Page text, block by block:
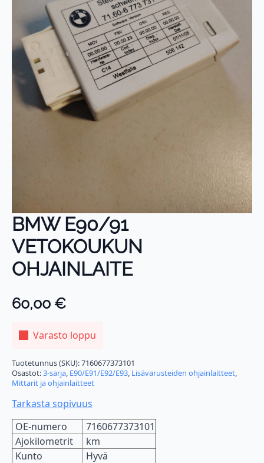
BMW E90/91
VETOKOUKUN
OHJAINLAITE
60,00 €
Varasto loppu
Tuotetunnus (SKU):7160677373101
Osastot:3-sarja, E90/E91/E92/E93, Lisävarusteiden ohjainlaitteet,
Mittarit ja ohjainlaitteet
Tarkasta sopivuus
OE-numero
7160677373101
Ajokilometrit
km
Kunto
Hyvä